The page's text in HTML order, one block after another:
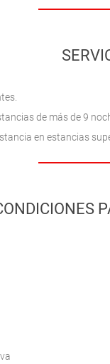
de más de 9
en estancias